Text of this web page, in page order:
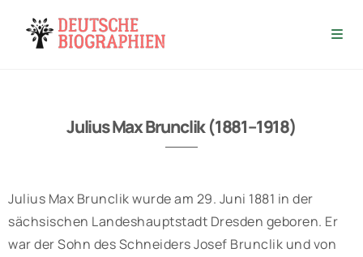
Julius Max Brunclik (1881–1918)
Julius Max Brunclik wurde am 29. Juni 1881 in der
sächsischen Landeshauptstadt Dresden geboren. Er
war der Sohn des Schneiders Josef Brunclik und von